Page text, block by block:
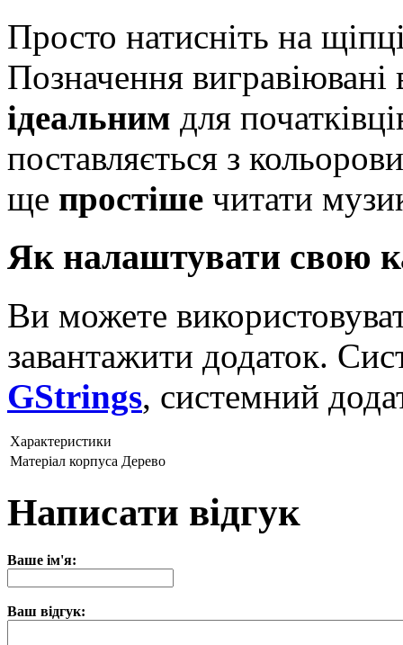
Просто натисніть на
Позначення
ідеальним для
поставляється з
ще простіше читати
Як налаштувати свою
Ви можете
завантажити додаток.
GStrings, системний
Характеристики
Матеріал корпуса Дерево
Написати відгук
Ваше ім'я:
Ваш відгук: